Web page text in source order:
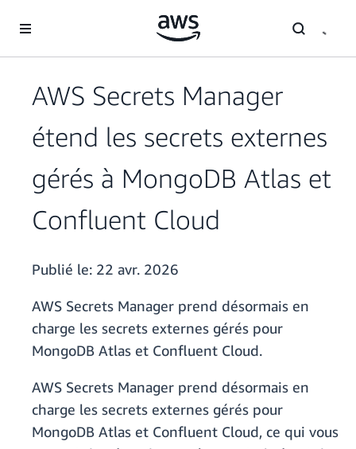
AWS Secrets Manager
étend les secrets externes
gérés à MongoDB Atlas et
Confluent Cloud
Publié le: 22 avr. 2026
AWS Secrets Manager prend désormais en
charge les secrets externes gérés pour
MongoDB Atlas et Confluent Cloud.
AWS Secrets Manager prend désormais en
charge les secrets externes gérés pour
MongoDB Atlas et Confluent Cloud, ce qui vous